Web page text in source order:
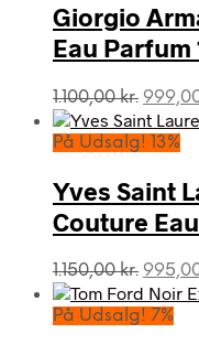
Giorgio
Eau Parfum
1.100,00kr. Den
pris
På Udsalg! 13%
Yves Saint
Couture
1.150,00kr. Den
pris
På Udsalg! 7%